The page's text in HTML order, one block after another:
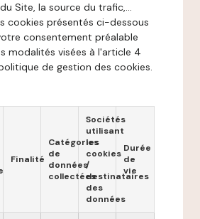
Site, la source du trafic,...
cookies présentés ci-dessous
consentement préalable
modalités visées à l'article 4
de gestion des cookies.
Finalité
Catégories
de
données
collectées
Sociétés
utilisant
les
cookies
/
destinataires
des
données
Durée
de
vie